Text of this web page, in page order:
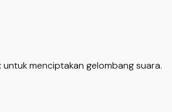
untuk menciptakan gelombang suara.